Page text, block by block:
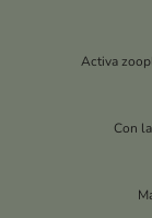
Activa
Con